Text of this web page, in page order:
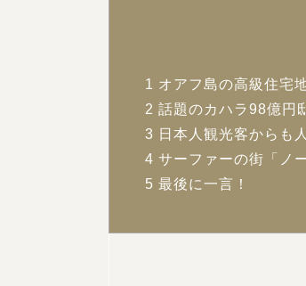
1 オアフ島の高級住宅
2 話題のカハラ98億円
3 日本人観光客からも
4 サーファーの街「ノ
5 最後に一言！